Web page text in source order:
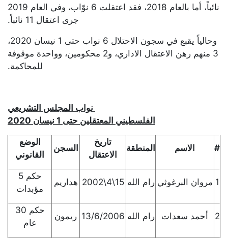
نائباً، أما بالعام 2018، فقد اعتقلت 6 نوّاب، وفي العام 2019
جرى اعتقال 11 نائباً.
وحالياً يقبع في سجون الاحتلال 6 نواب حتى 1 نيسان 2020،
3 منهم رهن الاعتقال الاداري، و2 محكومين، وواحدة موقوفة
للمحاكمة.
نواب المجلس التشريعي
الفلسطيني المعتقلين حتى 1 نيسان 2020
الاسم المنطقة
تاريخ
الاعتقال
السجن
الوضع
القانوني
مروان البرغوثي رام الله 15\4\2002 هداريم
حكم 5
مؤبدات
أحمد سعدات رام الله 13/6/2006 ريمون
حكم 30
عام